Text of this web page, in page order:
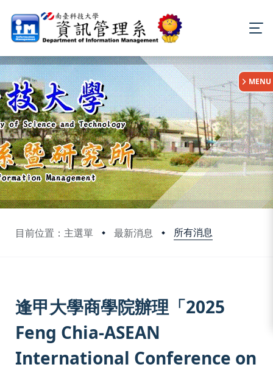
目前位置：主選單 最新消息 所有消息
:::
MENU
逢甲大學商學院辦理「2025
Feng Chia-ASEAN
International Conference on